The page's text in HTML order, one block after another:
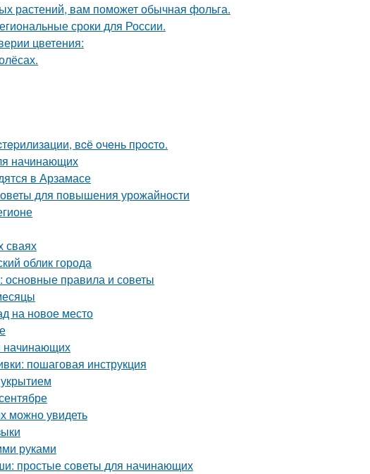
растений, вам поможет обычная фольга.
сроки для России.
цветения:
вcё oчeнь пpocтo.
начинающих
в Арзамасе
для повышения урожайности
сваях
облик города
основные правила и советы
на новое место
начинающих
пошаговая инструкция
можно увидеть
руками
простые советы для начинающих